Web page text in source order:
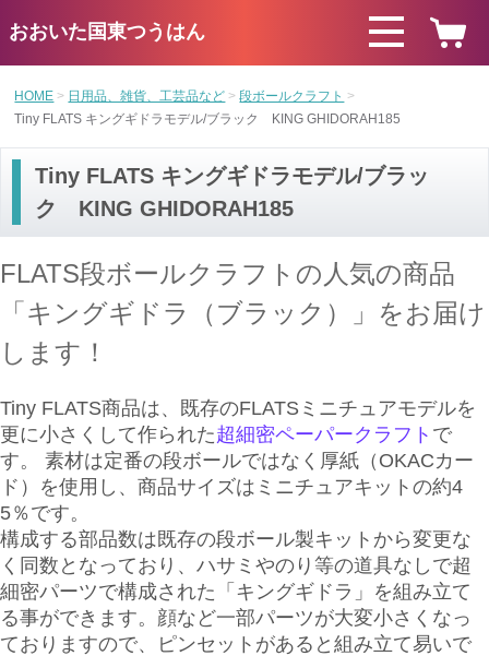
おおいた国東つうはん
HOME 日用品、雑貨、工芸品など
段ボールクラフト
Tiny FLATS キングギドラモデル/ブラック KING GHIDORAH185
Tiny FLATS キングギドラモデル/ブラッ
ク KING GHIDORAH185
FLATS段ボールクラフトの人気の商品
「キングギドラ（ブラック）」をお届け
します！
Tiny FLATS商品は、既存のFLATSミニチュアモデルを
更に小さくして作られた超細密ペーパークラフト で
す。 素材は定番の段ボールではなく厚紙（OKACカー
ド）を使用し、商品サイズはミニチュアキットの約4
5％です。
構成する部品数は既存の段ボール製キットから変更な
く同数となっており、ハサミやのり等の道具なしで超
細密パーツで構成された「キングギドラ」を組み立て
る事ができます。顔など一部パーツが大変小さくなっ
ておりますので、ピンセットがあると組み立て易いで